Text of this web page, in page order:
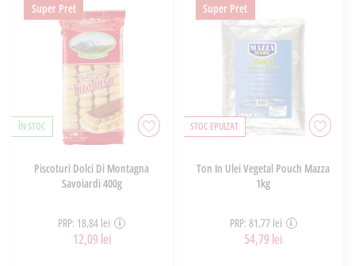
Super Pret
ÎN STOC
Piscoturi Dolci Di Montagna
Savoiardi 400g
PRP: 18,84 lei
12,09 lei
Super Pret
STOC EPUIZAT
Ton In Ulei Vegetal Pouch Mazza
1kg
PRP: 81,77 lei
54,79 lei